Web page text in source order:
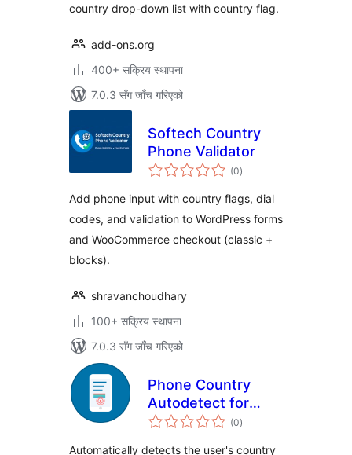
country drop-down list with country flag.
add-ons.org
400+ सक्रिय स्थापना
7.0.3 सँग जाँच गरिएको
Softech Country
Phone Validator
(0कुल
रेटिङ्गहरू
)
Add phone input with country flags, dial
codes, and validation to WordPress forms
and WooCommerce checkout (classic +
blocks).
shravanchoudhary
100+ सक्रिय स्थापना
7.0.3 सँग जाँच गरिएको
Phone Country
Autodetect for
Forminator
(0कुल
रेटिङ्गहरू
)
Automatically detects the user's country